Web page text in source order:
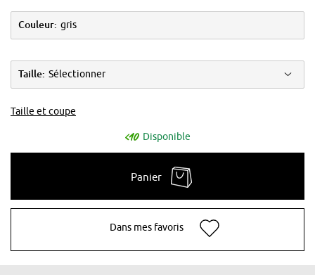
Couleur: gris
Taille: Sélectionner
Taille et coupe
Disponible
Panier
Dans mes favoris